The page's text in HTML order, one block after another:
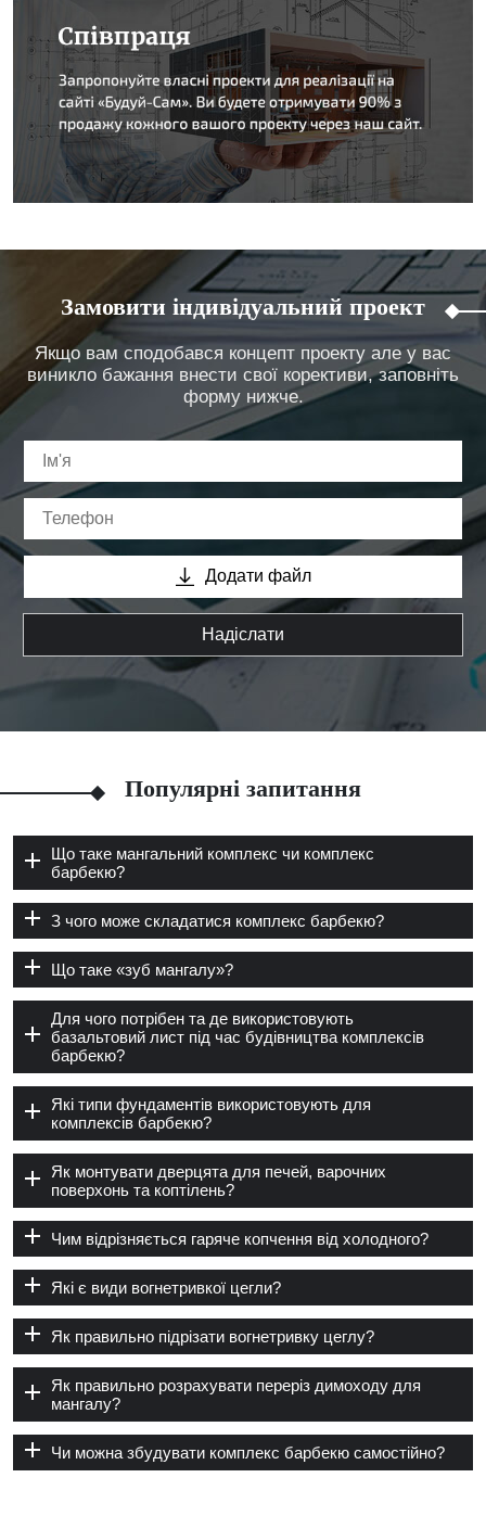
Замовити індивідуальний проект
Якщо вам сподобався концепт проекту але у вас
виникло бажання внести свої корективи, заповніть
форму нижче.
Додати файл
Надіслати
Популярні запитання
Що таке мангальний комплекс чи комплекс
барбекю?
З чого може складатися комплекс барбекю?
Що таке «зуб мангалу»?
Для чого потрібен та де використовують
базальтовий лист під час будівництва комплексів
барбекю?
Які типи фундаментів використовують для
комплексів барбекю?
Як монтувати дверцята для печей, варочних
поверхонь та коптілень?
Чим відрізняється гаряче копчення від холодного?
Які є види вогнетривкої цегли?
Як правильно підрізати вогнетривку цеглу?
Як правильно розрахувати переріз димоходу для
мангалу?
Чи можна збудувати комплекс барбекю самостійно?